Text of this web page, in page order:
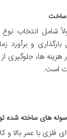
ساخت
شامل انتخاب
و برآورد
ها، جلوگیری
است.
سوله های ساخته شده
فلزی با عمر بالا